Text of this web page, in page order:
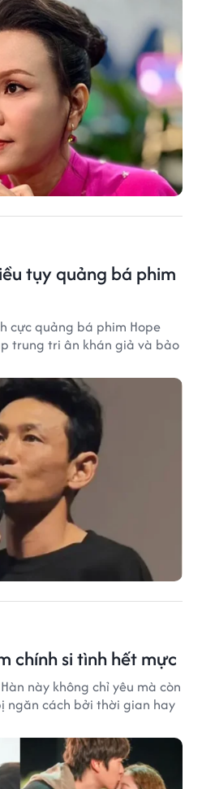
tụy quảng bá phim
cực quảng bá phim Hope
trung tri ân khán giả và bảo
chính si tình hết mực
này không chỉ yêu mà còn
ngăn cách bởi thời gian hay